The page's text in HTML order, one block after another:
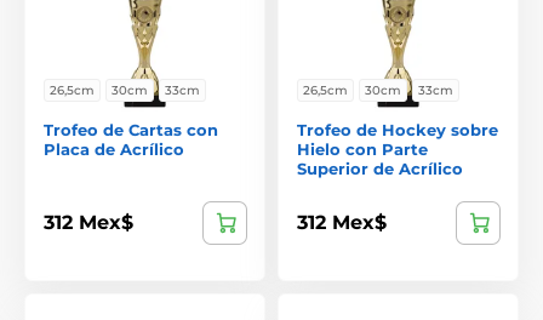
26,5cm 30cm 33cm
Trofeo de Cartas con
Placa de Acrílico
312 Mex$
26,5cm 30cm 33cm
Trofeo de Hockey sobre
Hielo con Parte
Superior de Acrílico
312 Mex$